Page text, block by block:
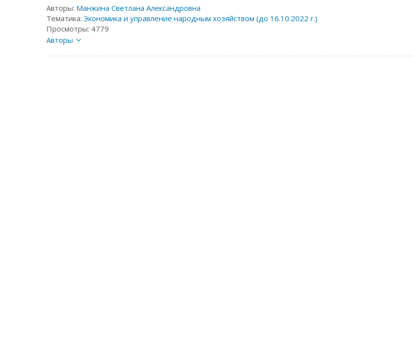
Авторы: Манжина Светлана Александровна
Тематика:Экономика и управление народным хозяйством (до 16.10.2022 г.)
Просмотры: 4779
Авторы